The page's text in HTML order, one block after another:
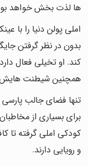
ها لذت بخش خواهد
املی پولن دنیا را با
بدون در نظر گرفتن
کند. او تخیلی فعال
همچنین شیطنت هایش
تنها فضای جالب
کودکی املی گرفته تا
و رویایی دارند.